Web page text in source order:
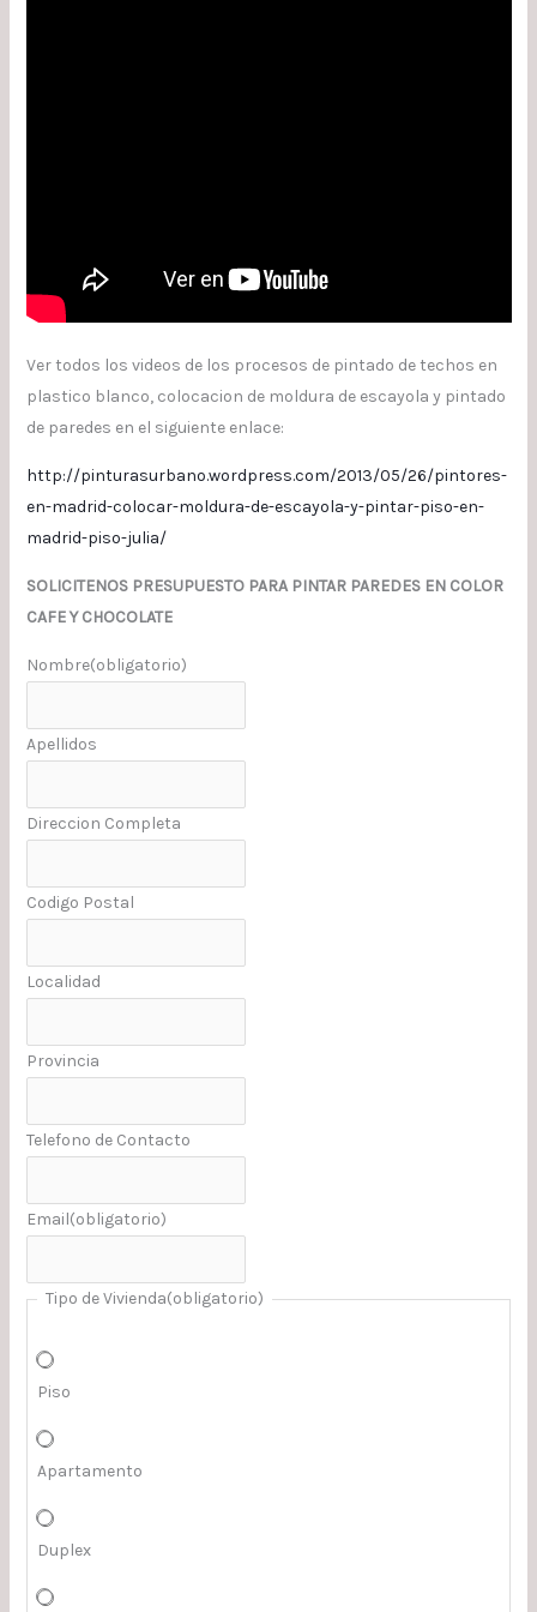
Ver todos los videos de los procesos de pintado de techos en
plastico blanco, colocacion de moldura de escayola y pintado
de paredes en el siguiente enlace:
http://pinturasurbano.wordpress.com/2013/05/26/pintores-
en-madrid-colocar-moldura-de-escayola-y-pintar-piso-en-
madrid-piso-julia/
SOLICITENOS PRESUPUESTO PARA PINTAR PAREDES EN COLOR
CAFE Y CHOCOLATE
Nombre(obligatorio)
Apellidos
Direccion Completa
Codigo Postal
Localidad
Provincia
Telefono de Contacto
Email(obligatorio)
Tipo de Vivienda(obligatorio)
Piso
Apartamento
Duplex